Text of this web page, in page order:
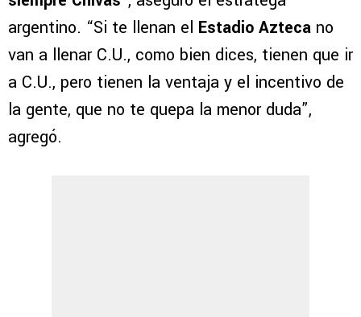
argentino. “Si te llenan el Estadio Azteca no
van a llenar C.U., como bien dices, tienen que ir
a C.U., pero tienen la ventaja y el incentivo de
la gente, que no te quepa la menor duda”,
agregó.